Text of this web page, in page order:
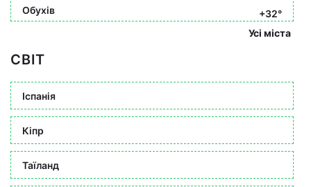
Обухів
+32°
Усі міста
СВІТ
Іспанія
Кіпр
Таїланд